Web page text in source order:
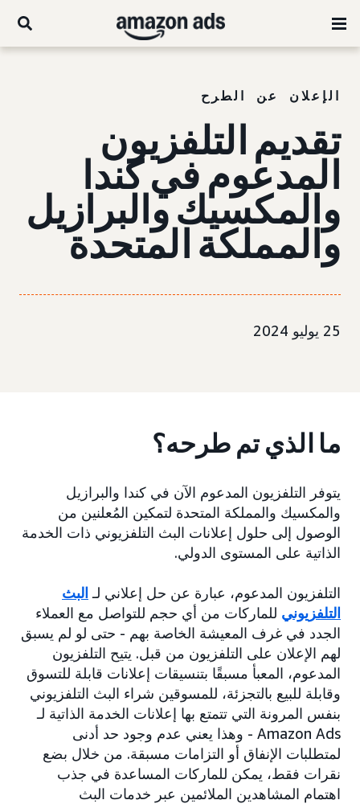
الإعلان عن الطرح
تقديم التلفزيون
المدعوم في كندا
والمكسيك والبرازيل
والمملكة المتحدة
25 يوليو 2024
ما الذي تم طرحه؟
يتوفر التلفزيون المدعوم الآن في كندا والبرازيل
والمكسيك والمملكة المتحدة لتمكين المُعلنين من
الوصول إلى حلول إعلانات البث التلفزيوني ذات الخدمة
الذاتية على المستوى الدولي.
التلفزيون المدعوم، عبارة عن حل إعلاني لـ البث
التلفزيوني للماركات من أي حجم للتواصل مع العملاء
الجدد في غرف المعيشة الخاصة بهم - حتى لو لم يسبق
لهم الإعلان على التلفزيون من قبل. يتيح التلفزيون
المدعوم، المعبأ مسبقًا بتنسيقات إعلانات قابلة للتسوق
وقابلة للبيع بالتجزئة، للمسوقين شراء البث التلفزيوني
بنفس المرونة التي تتمتع بها إعلانات الخدمة الذاتية لـ
Amazon Ads - وهذا يعني عدم وجود حد أدنى
لمتطلبات الإنفاق أو التزامات مسبقة. من خلال بضع
نقرات فقط، يمكن للماركات المساعدة في جذب
اهتمام المشاهدين الملائمين عبر خدمات البث